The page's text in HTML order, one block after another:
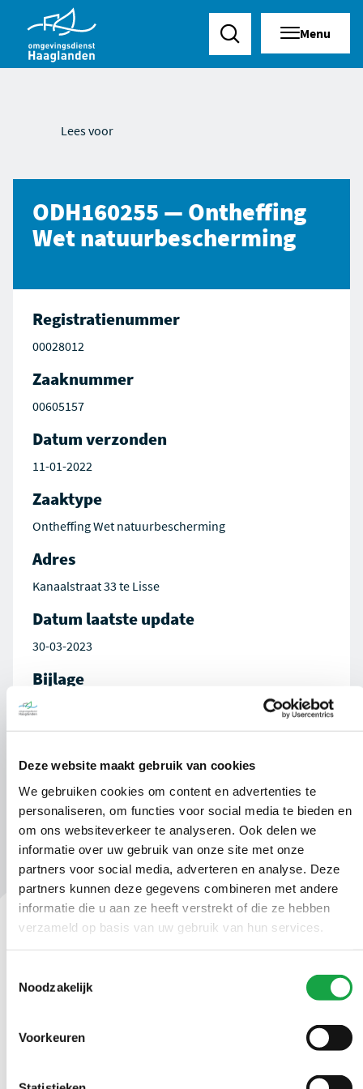
Deze website maakt gebruik van cookies
We gebruiken cookies om content en advertenties te
personaliseren, om functies voor social media te bieden en
om ons websiteverkeer te analyseren. Ook delen we
informatie over uw gebruik van onze site met onze
partners voor social media, adverteren en analyse. Deze
partners kunnen deze gegevens combineren met andere
informatie die u aan ze heeft verstrekt of die ze hebben
verzameld op basis van uw gebruik van hun services.
Noodzakelijk
Voorkeuren
Zoeken Menu
Lees voor
ODH160255 — Ontheffing
Wet natuurbescherming
Registratienummer
00028012
Zaaknummer
00605157
Datum verzonden
11-01-2022
Zaaktype
Ontheffing Wet natuurbescherming
Adres
Kanaalstraat 33 te Lisse
Datum laatste update
30-03-2023
Bijlage
00028012.docx_AVG.pdf
Ma t/m vr 09.00 tot 17:00 uur